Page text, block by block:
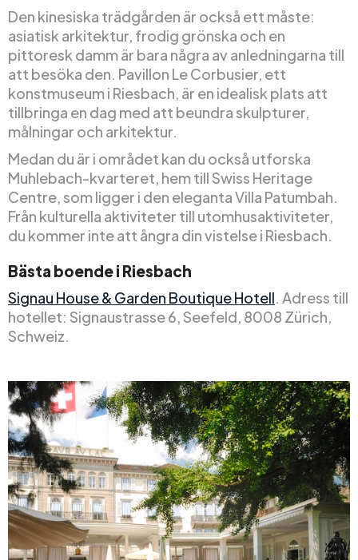
Den kinesiska trädgården är också ett måste:
asiatisk arkitektur, frodig grönska och en
pittoresk damm är bara några av anledningarna till
att besöka den. Pavillon Le Corbusier, ett
konstmuseum i Riesbach, är en idealisk plats att
tillbringa en dag med att beundra skulpturer,
målningar och arkitektur.
Medan du är i området kan du också utforska
Muhlebach-kvarteret, hem till Swiss Heritage
Centre, som ligger i den eleganta Villa Patumbah.
Från kulturella aktiviteter till utomhusaktiviteter,
du kommer inte att ångra din vistelse i Riesbach.
Bästa boende i Riesbach
Signau House & Garden Boutique Hotell. Adress till
hotellet: Signaustrasse 6, Seefeld, 8008 Zürich,
Schweiz.